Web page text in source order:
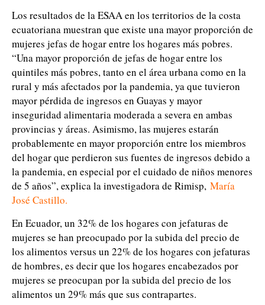
Los resultados de la ESAA en los territorios de la costa
ecuatoriana muestran que existe una mayor proporción de
mujeres jefas de hogar entre los hogares más pobres.
“Una mayor proporción de jefas de hogar entre los
quintiles más pobres, tanto en el área urbana como en la
rural y más afectados por la pandemia, ya que tuvieron
mayor pérdida de ingresos en Guayas y mayor
inseguridad alimentaria moderada a severa en ambas
provincias y áreas. Asimismo, las mujeres estarán
probablemente en mayor proporción entre los miembros
del hogar que perdieron sus fuentes de ingresos debido a
la pandemia, en especial por el cuidado de niños menores
de 5 años”, explica la investigadora de Rimisp, María
José Castillo.
En Ecuador, un 32% de los hogares con jefaturas de
mujeres se han preocupado por la subida del precio de
los alimentos versus un 22% de los hogares con jefaturas
de hombres, es decir que los hogares encabezados por
mujeres se preocupan por la subida del precio de los
alimentos un 29% más que sus contrapartes.